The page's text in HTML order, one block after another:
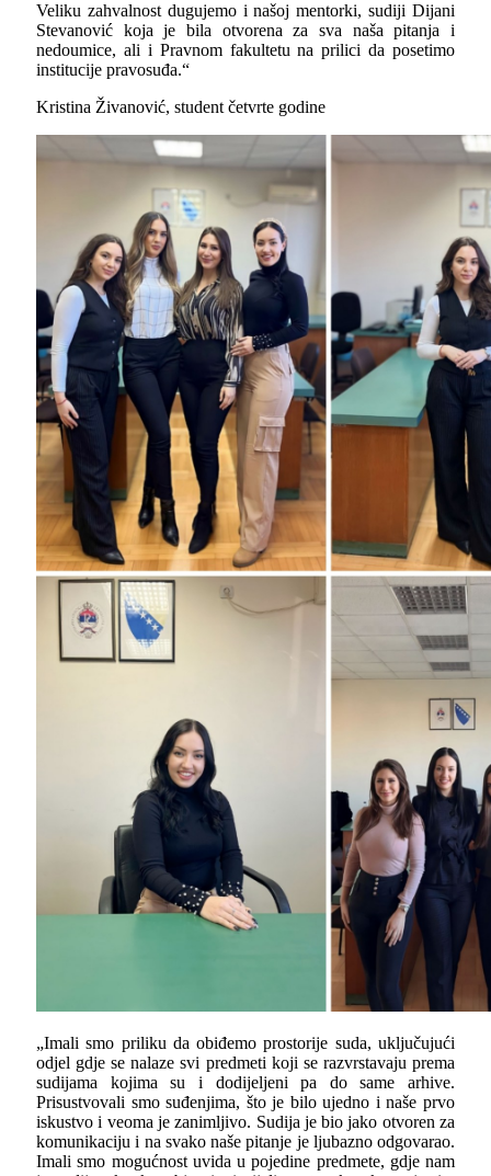
Veliku zahvalnost dugujemo i našoj mentorki, sudiji Dijani
Stevanović koja je bila otvorena za sva naša pitanja i
nedoumice, ali i Pravnom fakultetu na prilici da posetimo
institucije pravosuđa.“
Kristina Živanović, student četvrte godine
„Imali smo priliku da obiđemo prostorije suda, uključujući
odjel gdje se nalaze svi predmeti koji se razvrstavaju prema
sudijama kojima su i dodijeljeni pa do same arhive.
Prisustvovali smo suđenjima, što je bilo ujedno i naše prvo
iskustvo i veoma je zanimljivo. Sudija je bio jako otvoren za
komunikaciju i na svako naše pitanje je ljubazno odgovarao.
Imali smo mogućnost uvida u pojedine predmete, gdje nam